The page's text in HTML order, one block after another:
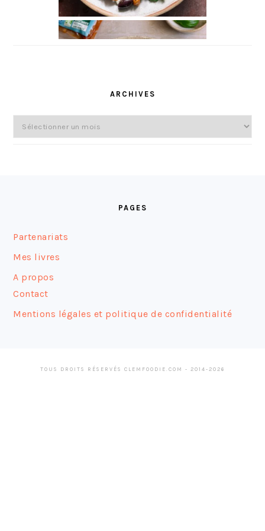
ARCHIVES
Archives
PAGES
Partenariats
Mes livres
A propos
Contact
Mentions légales et politique de confidentialité
TOUS DROITS RÉSERVÉS CLEMFOODIE.COM - 2014-2026